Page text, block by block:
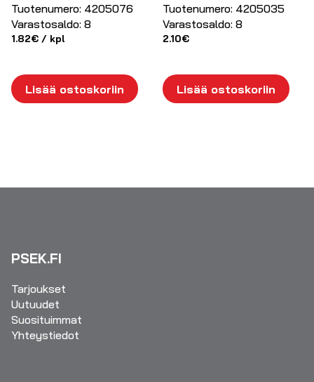
Tuotenumero: 4205076
Varastosaldo: 8
1.82€ / kpl
Lisää ostoskoriin
Tuotenumero: 4205035
Varastosaldo: 8
2.10€
Lisää ostoskoriin
PSEK.FI
Tarjoukset
Uutuudet
Suosituimmat
Yhteystiedot